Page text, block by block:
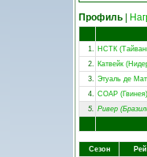
Профиль
1. НСТК
2. Катвейк
3. Этуаль де
4. СОАР (Гвинея)
5. Ривер
Сезон